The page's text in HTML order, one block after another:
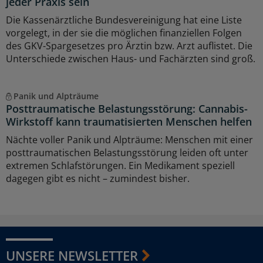
Die Kassenärztliche Bundesvereinigung hat eine Liste
vorgelegt, in der sie die möglichen finanziellen Folgen
des GKV-Spargesetzes pro Ärztin bzw. Arzt auflistet. Die
Unterschiede zwischen Haus- und Fachärzten sind groß.
Panik und Alpträume
Posttraumatische Belastungsstörung: Cannabis-
Wirkstoff kann traumatisierten Menschen helfen
Nächte voller Panik und Alpträume: Menschen mit einer
posttraumatischen Belastungsstörung leiden oft unter
extremen Schlafstörungen. Ein Medikament speziell
dagegen gibt es nicht – zumindest bisher.
UNSERE NEWSLETTER